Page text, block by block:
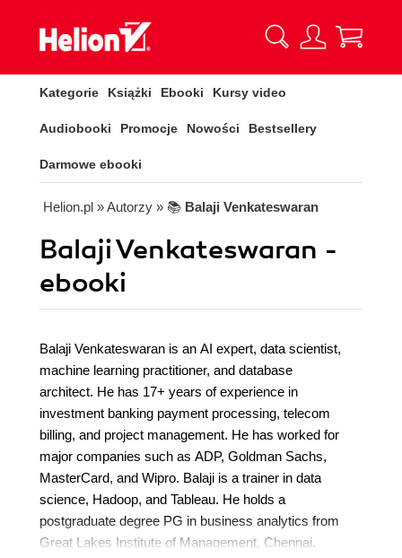
Kategorie Książki Ebooki Kursy video
Audiobooki Promocje Nowości Bestsellery
Darmowe ebooki
Helion.pl » Autorzy » 📚 Balaji Venkateswaran
Balaji Venkateswaran -
ebooki
Balaji Venkateswaran is an AI expert, data scientist,
machine learning practitioner, and database
architect. He has 17+ years of experience in
investment banking payment processing, telecom
billing, and project management. He has worked for
major companies such as ADP, Goldman Sachs,
MasterCard, and Wipro. Balaji is a trainer in data
science, Hadoop, and Tableau. He holds a
postgraduate degree PG in business analytics from
Great Lakes Institute of Management, Chennai.